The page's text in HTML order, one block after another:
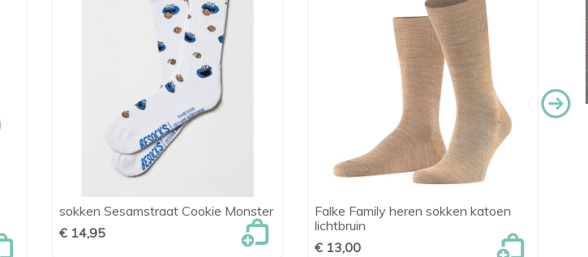
 Snel bekijken
sokken Sesamstraat Cookie Monster
€ 14,95
 Snel bekijken
Falke Family heren sokken katoen
lichtbruin
€ 13,00